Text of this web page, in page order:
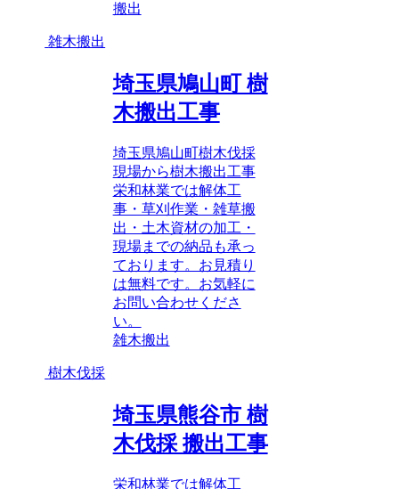
搬出
雑木搬出
埼玉県鳩山町 樹
木搬出工事
埼玉県鳩山町樹木伐採
現場から樹木搬出工事
栄和林業では解体工
事・草刈作業・雑草搬
出・土木資材の加工・
現場までの納品も承っ
ております。お見積り
は無料です。お気軽に
お問い合わせくださ
い。
雑木搬出
樹木伐採
埼玉県熊谷市 樹
木伐採 搬出工事
栄和林業では解体工